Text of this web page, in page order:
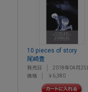
10 pieces of story
尾崎豊
発売日
2018年04月25
価格
￥6,380